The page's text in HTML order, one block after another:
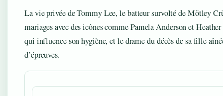
La vie privée de Tommy Lee, le batteur survolté de Mötley
mariages avec des icônes comme Pamela Anderson et
qui influence son hygiène, et le drame du décès de sa fille
d’épreuves.